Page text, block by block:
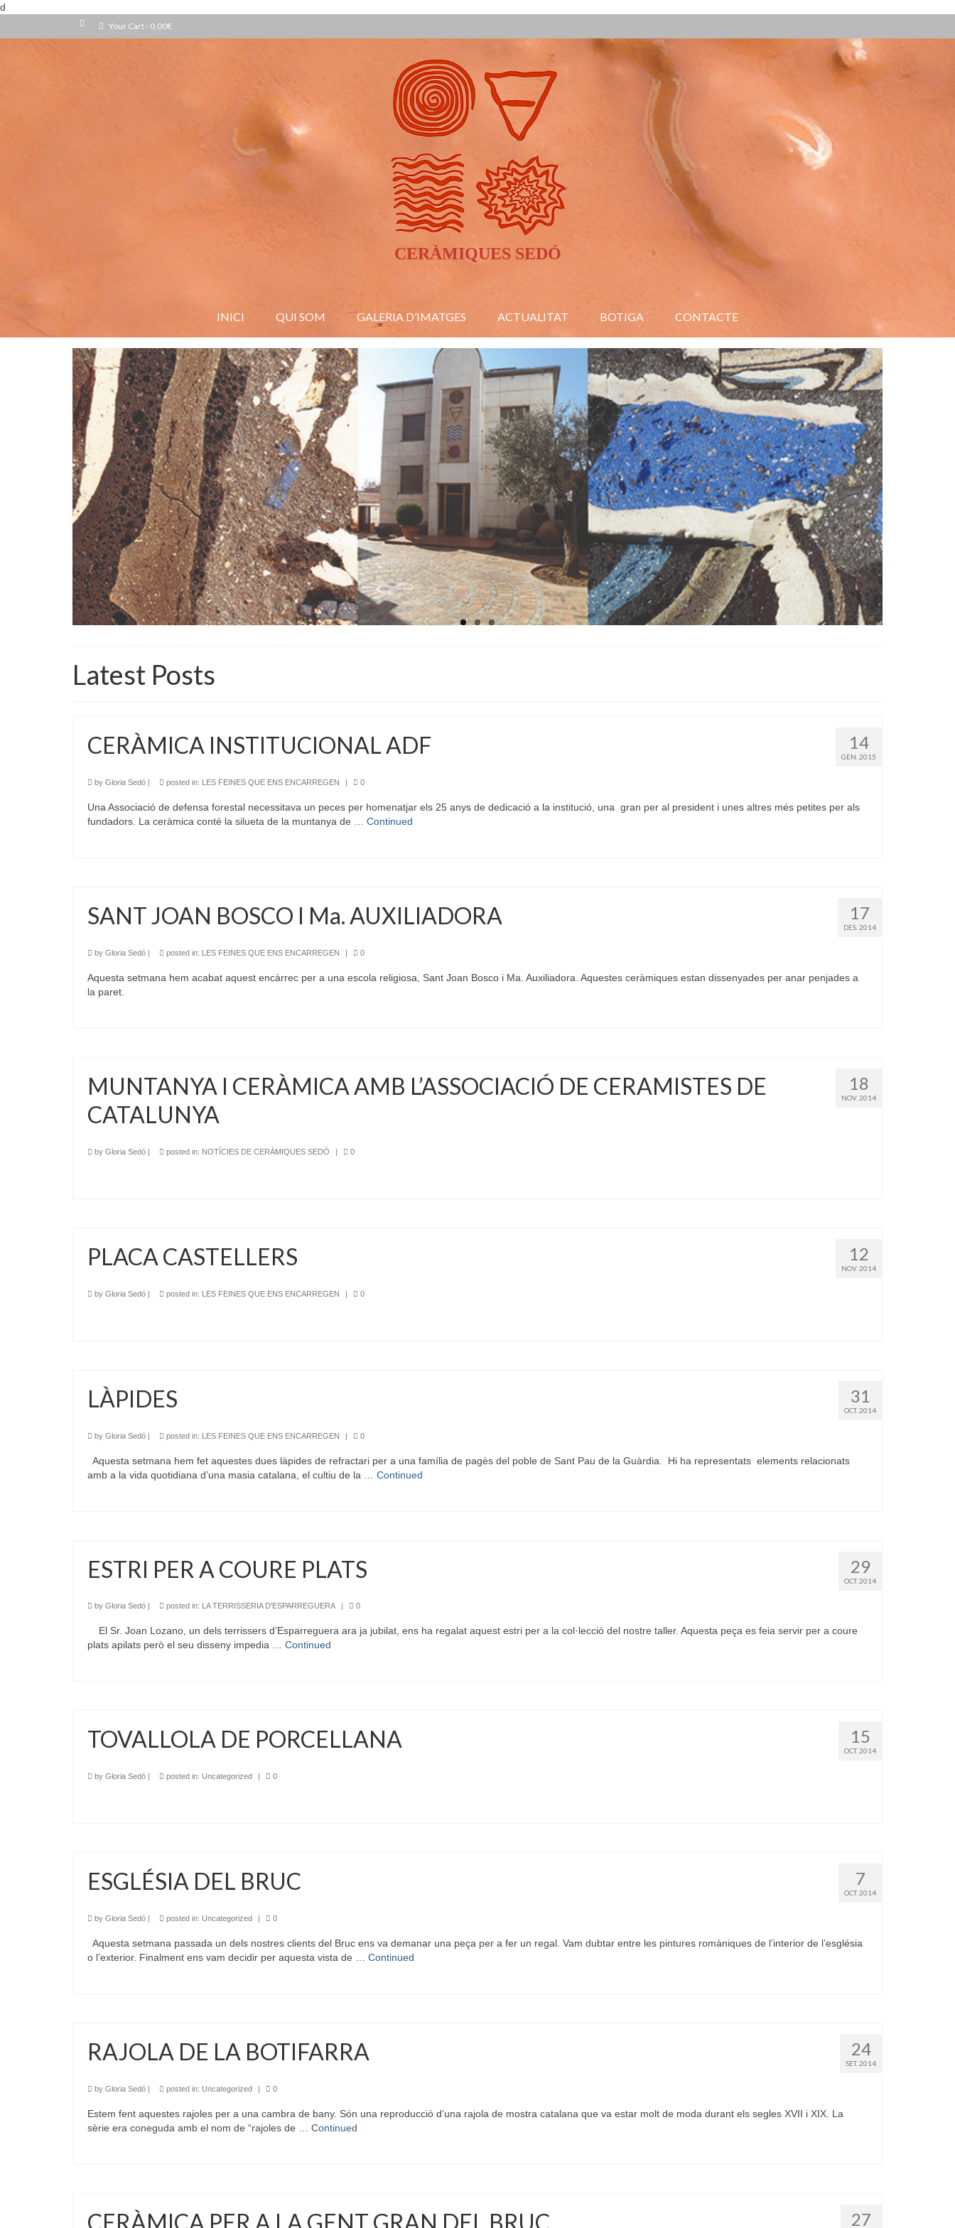
d
Your Cart - 0,00€
CERÀMIQUES SEDÓ
INICI QUI SOM GALERIA D’IMATGES ACTUALITAT BOTIGA CONTACTE
Latest Posts
14
GEN. 2015
CERÀMICA INSTITUCIONAL ADF
by Gloria Sedó | posted in: LES FEINES QUE ENS ENCARREGEN | 0
Una Associació de defensa forestal necessitava un peces per homenatjar els 25 anys de dedicació a la institució, una gran per al president i unes altres més petites per als
fundadors. La ceràmica conté la silueta de la muntanya de … Continued
17
DES. 2014
SANT JOAN BOSCO I Ma. AUXILIADORA
by Gloria Sedó | posted in: LES FEINES QUE ENS ENCARREGEN | 0
Aquesta setmana hem acabat aquest encàrrec per a una escola religiosa, Sant Joan Bosco i Ma. Auxiliadora. Aquestes ceràmiques estan dissenyades per anar penjades a
la paret.
18
NOV. 2014
MUNTANYA I CERÀMICA AMB L’ASSOCIACIÓ DE CERAMISTES DE
CATALUNYA
by Gloria Sedó | posted in: NOTÍCIES DE CERÀMIQUES SEDÓ | 0
12
NOV. 2014
PLACA CASTELLERS
by Gloria Sedó | posted in: LES FEINES QUE ENS ENCARREGEN | 0
31
OCT. 2014
LÀPIDES
by Gloria Sedó | posted in: LES FEINES QUE ENS ENCARREGEN | 0
Aquesta setmana hem fet aquestes dues làpides de refractari per a una família de pagès del poble de Sant Pau de la Guàrdia. Hi ha representats elements relacionats
amb a la vida quotidiana d’una masia catalana, el cultiu de la … Continued
29
OCT. 2014
ESTRI PER A COURE PLATS
by Gloria Sedó posted in: LA TERRISSERIA D'ESPARREGUERA 0
El Sr. Joan Lozano, un dels terrissers d’Esparreguera ara ja jubilat, ens ha regalat aquest estri per a la col·lecció del nostre taller. Aquesta peça es feia servir per a coure
plats apilats però el seu disseny impedia … Continued
15
OCT. 2014
TOVALLOLA DE PORCELLANA
by Gloria Sedó posted in: Uncategorized 0
7
OCT. 2014
ESGLÉSIA DEL BRUC
by Gloria Sedó posted in: Uncategorized 0
Aquesta setmana passada un dels nostres clients del Bruc ens va demanar una peça per a fer un regal. Vam dubtar entre les pintures romàniques de l’interior de l’església
o l’exterior. Finalment ens vam decidir per aquesta vista de … Continued
24
SET. 2014
RAJOLA DE LA BOTIFARRA
by Gloria Sedó posted in: Uncategorized 0
Estem fent aquestes rajoles per a una cambra de bany. Són una reproducció d’una rajola de mostra catalana que va estar molt de moda durant els segles XVII i XIX. La
sèrie era coneguda amb el nom de “rajoles de … Continued
27
CERÀMICA PER A LA GENT GRAN DEL BRUC